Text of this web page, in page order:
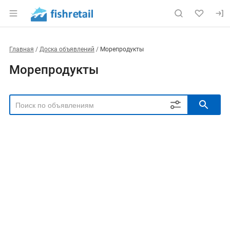
Главная Доска объявлений Морепродукты
Морепродукты